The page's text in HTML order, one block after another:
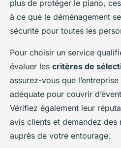
plus de protéger le piano,
à ce que le déménagement
sécurité pour toutes les
Pour choisir un service
évaluer les critères de
assurez-vous que
adéquate pour couvrir
Vérifiez également leur
avis clients et demandez des
auprès de votre entourage.